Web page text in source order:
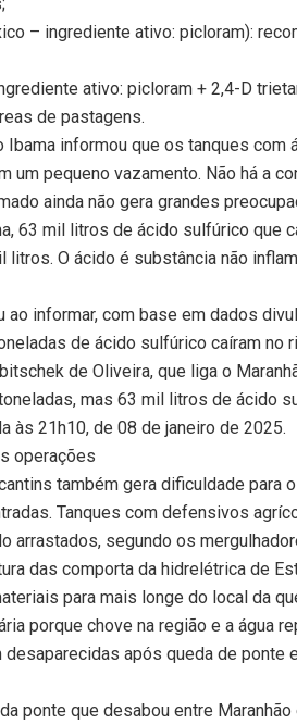
– ingrediente ativo: picloram):
ativo: picloram + 2,4-D
de pastagens.
Ibama informou que os tanques
um pequeno vazamento. Não há a
ainda não gera grandes
63 mil litros de ácido sulfúrico que
litros. O ácido é substância não
ao informar, com base em dados
de ácido sulfúrico caíram no
de Oliveira, que liga o
mas 63 mil litros de ácido
às 21h10, de 08 de janeiro de 2025.
operações
também gera dificuldade para
Tanques com defensivos
arrastados, segundo os
das comporta da hidrelétrica de
para mais longe do local da
porque chove na região e a água
após queda de ponte
ponte que desabou entre Maranhão